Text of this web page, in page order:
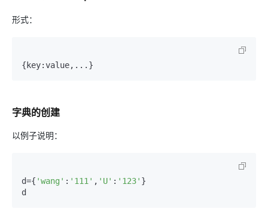
形式：
{key:value,...}
字典的创建
以例子说明：
d={ 'wang' : '111' , 'U' : '123' }
d